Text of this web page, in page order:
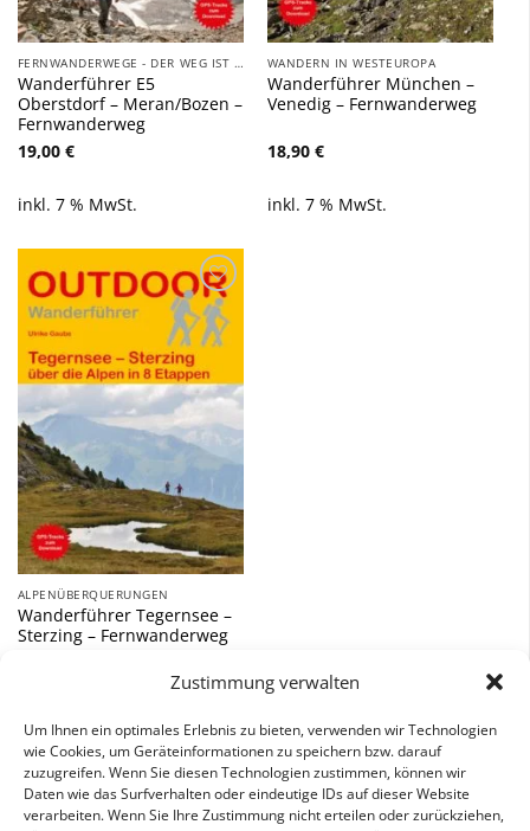
Zustimmung verwalten
Um Ihnen ein optimales Erlebnis zu bieten, verwenden wir Technologien
wie Cookies, um Geräteinformationen zu speichern bzw. darauf
zuzugreifen. Wenn Sie diesen Technologien zustimmen, können wir
Daten wie das Surfverhalten oder eindeutige IDs auf dieser Website
verarbeiten. Wenn Sie Ihre Zustimmung nicht erteilen oder zurückziehen,
FERNWANDERWEGE - DER WEG IST DAS ZIEL
Wanderführer E5
Oberstdorf – Meran/Bozen –
Fernwanderweg
19,00 €
inkl. 7 % MwSt.
WANDERN IN WESTEUROPA
Wanderführer München –
Venedig – Fernwanderweg
18,90 €
inkl. 7 % MwSt.
Zu
Wunschliste
hinzufügen
ALPENÜBERQUERUNGEN
Wanderführer Tegernsee –
Sterzing – Fernwanderweg